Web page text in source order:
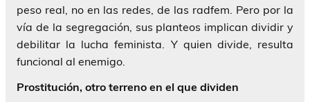
peso real, no en las redes, de las radfem. Pero por la
vía de la segregación, sus planteos implican dividir y
debilitar la lucha feminista. Y quien divide, resulta
funcional al enemigo.
Prostitución, otro terreno en el que dividen